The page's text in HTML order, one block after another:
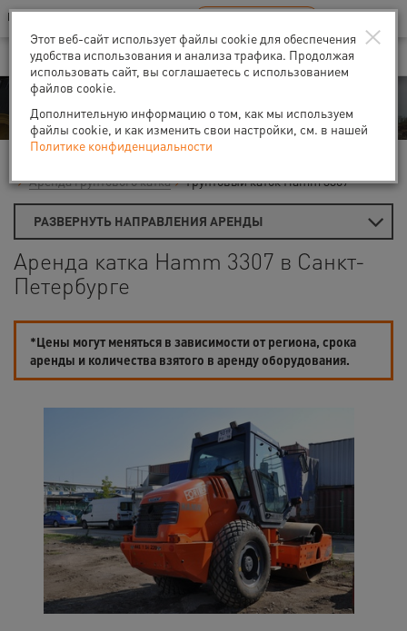
Ваш город:Санкт-Петербург
В Вашем регионе нет наших офисов RU EN
Аренда
Аренда грунтового катка
Грунтовый каток Hamm 3307
РАЗВЕРНУТЬ НАПРАВЛЕНИЯ АРЕНДЫ
Аренда катка Hamm 3307 в Санкт-
Петербурге
*Цены могут меняться в зависимости от региона, срока
аренды и количества взятого в аренду оборудования.
×
Этот веб-сайт использует файлы cookie для обеспечения
удобства использования и анализа трафика. Продолжая
использовать сайт, вы соглашаетесь с использованием
файлов cookie.
Дополнительную информацию о том, как мы используем
файлы cookie, и как изменить свои настройки, см. в нашей
Политике конфиденциальности